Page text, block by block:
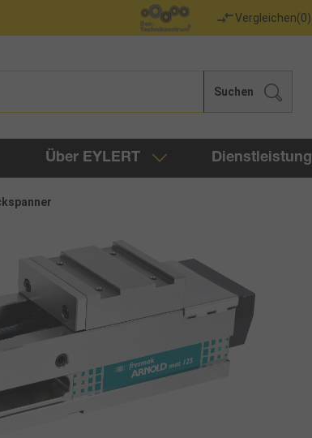
Vergleichen(0)
Suchen
Über EYLERT Dienstleistung